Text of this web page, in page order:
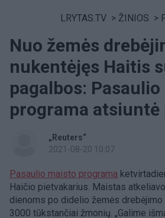
LRYTAS.TV > ŽINIOS >
Nuo žemės
nukentėjęs Haitis
pagalbos:
programa atsiuntė
„Reuters“
2021-08-20 10:07
Pasaulio maisto programa
Haičio pietvakarius. Maistas
dienoms po didelio žemės
3000 tūkstančiai žmonių. „Galime